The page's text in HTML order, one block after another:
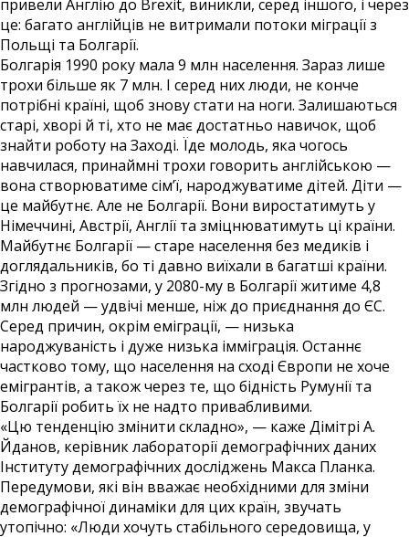
привели Англію до Brexit, виникли, серед іншого, і через
це: багато англійців не витримали потоки міграції з
Польщі та Болгарії.
Болгарія 1990 року мала 9 млн населення. Зараз лише
трохи більше як 7 млн. І серед них люди, не конче
потрібні країні, щоб знову стати на ноги. Залишаються
старі, хворі й ті, хто не має достатньо навичок, щоб
знайти роботу на Заході. Їде молодь, яка чогось
навчилася, принаймні трохи говорить англійською —
вона створюватиме сім’ї, народжуватиме дітей. Діти —
це майбутнє. Але не Болгарії. Вони виростатимуть у
Німеччині, Австрії, Англії та зміцнюватимуть ці країни.
Майбутнє Болгарії — старе населення без медиків і
доглядальників, бо ті давно виїхали в багатші країни.
Згідно з прогнозами, у 2080-му в Болгарії житиме 4,8
млн людей — удвічі менше, ніж до приєднання до ЄС.
Серед причин, окрім еміграції, — низька
народжуваність і дуже низька імміграція. Останнє
частково тому, що населення на сході Європи не хоче
емігрантів, а також через те, що бідність Румунії та
Болгарії робить їх не надто привабливими.
«Цю тенденцію змінити складно», — каже Дімітрі А.
Йданов, керівник лабораторії демографічних даних
Інституту демографічних досліджень Макса Планка.
Передумови, які він вважає необхідними для зміни
демографічної динаміки для цих країн, звучать
утопічно: «Люди хочуть стабільного середовища, у